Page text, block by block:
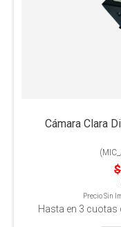
Cámara Clara
(
Precio Sin
Hasta en 3 cuotas